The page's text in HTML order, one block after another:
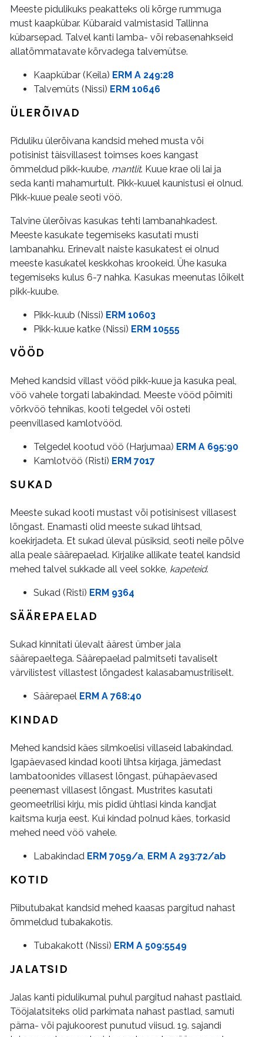
Meeste pidulikuks peakatteks oli kõrge rummuga
must kaapkübar. Kübaraid valmistasid Tallinna
kübarsepad. Talvel kanti lamba- või rebasenahkseid
allatõmmatavate kõrvadega talvemütse.
Kaapkübar (Keila) ERM A 249:28
Talvemüts (Nissi) ERM 10646
ÜLERÕIVAD
Piduliku ülerõivana kandsid mehed musta või
potisinist täisvillasest toimses koes kangast
õmmeldud pikk-kuube, mantlit. Kuue krae oli lai ja
seda kanti mahamurtult. Pikk-kuuel kaunistusi ei olnud.
Pikk-kuue peale seoti vöö.
Talvine ülerõivas kasukas tehti lambanahkadest.
Meeste kasukate tegemiseks kasutati musti
lambanahku. Erinevalt naiste kasukatest ei olnud
meeste kasukatel keskkohas krookeid. Ühe kasuka
tegemiseks kulus 6-7 nahka. Kasukas meenutas lõikelt
pikk-kuube.
Pikk-kuub (Nissi) ERM 10603
Pikk-kuue katke (Nissi) ERM 10555
VÖÖD
Mehed kandsid villast vööd pikk-kuue ja kasuka peal,
vöö vahele torgati labakindad. Meeste vööd põimiti
võrkvöö tehnikas, kooti telgedel või osteti
peenvillased kamlotvööd.
Telgedel kootud vöö (Harjumaa) ERM A 695:90
Kamlotvöö (Risti) ERM 7017
SUKAD
Meeste sukad kooti mustast või potisinisest villasest
lõngast. Enamasti olid meeste sukad lihtsad,
koekirjadeta. Et sukad üleval püsiksid, seoti neile põlve
alla peale säärepaelad. Kirjalike allikate teatel kandsid
mehed talvel sukkade all veel sokke, kapeteid.
Sukad (Risti) ERM 9364
SÄÄREPAELAD
Sukad kinnitati ülevalt äärest ümber jala
säärepaeltega. Säärepaelad palmitseti tavaliselt
värvilistest villastest lõngadest kalasabamustriliselt.
Säärepael ERM A 768:40
KINDAD
Mehed kandsid käes silmkoelisi villaseid labakindad.
Igapäevased kindad kooti lihtsa kirjaga, jämedast
lambatoonides villasest lõngast, pühapäevased
peenemast villasest lõngast. Mustrites kasutati
geomeetrilisi kirju, mis pidid ühtlasi kinda kandjat
kaitsma kurja eest. Kui kindad polnud käes, torkasid
mehed need vöö vahele.
Labakindad ERM 7059/a ERM A 293:72/ab
KOTID
Piibutubakat kandsid mehed kaasas pargitud nahast
õmmeldud tubakakotis.
Tubakakott (Nissi) ERM A 509:5549
JALATSID
Jalas kanti pidulikumal puhul pargitud nahast pastlaid.
Tööjalatsiteks olid parkimata nahast pastlad, samuti
pärna- või pajukoorest punutud viisud. 19. sajandi